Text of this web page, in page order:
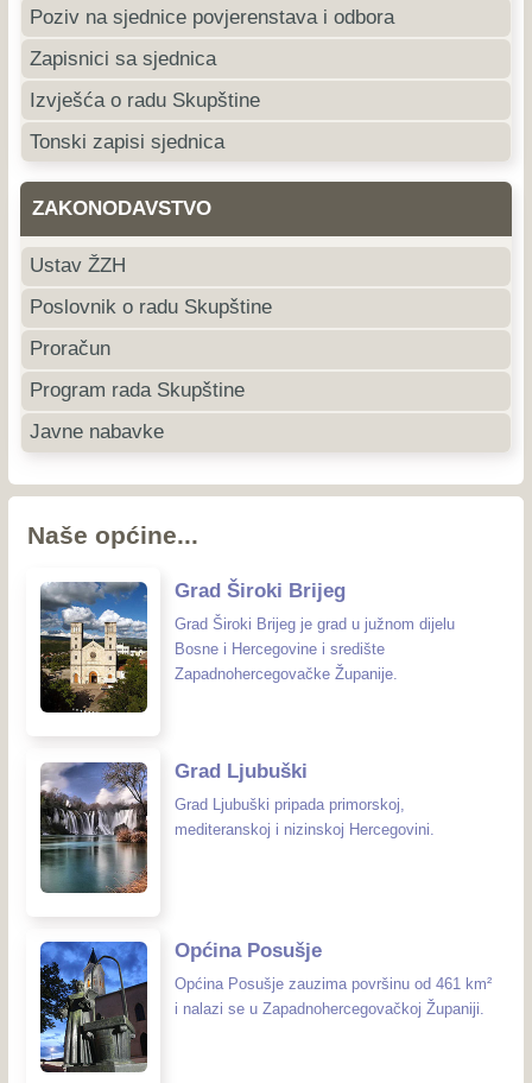
Poziv na sjednice povjerenstava i odbora
Zapisnici sa sjednica
Izvješća o radu Skupštine
Tonski zapisi sjednica
ZAKONODAVSTVO
Ustav ŽZH
Poslovnik o radu Skupštine
Proračun
Program rada Skupštine
Javne nabavke
Naše općine...
Grad Široki Brijeg
Grad Široki Brijeg je grad u južnom dijelu
Bosne i Hercegovine i središte
Zapadnohercegovačke Županije.
Grad Ljubuški
Grad Ljubuški pripada primorskoj,
mediteranskoj i nizinskoj Hercegovini.
Općina Posušje
Općina Posušje zauzima površinu od 461 km²
i nalazi se u Zapadnohercegovačkoj Županiji.